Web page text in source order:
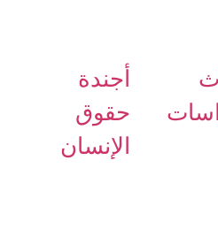
أجندة
حقوق
الإنسان